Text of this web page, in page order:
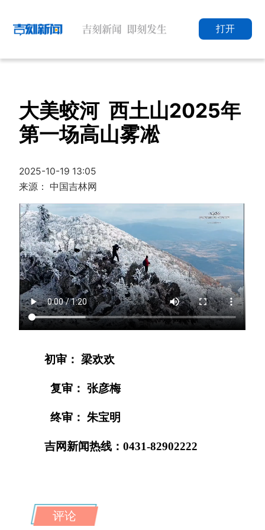
打开
大美蛟河 西土山2025年
第一场高山雾凇
2025-10-19 13:05
来源： 中国吉林网
初审： 梁欢欢
复审： 张彦梅
终审： 朱宝明
吉网新闻热线：0431-82902222
评论